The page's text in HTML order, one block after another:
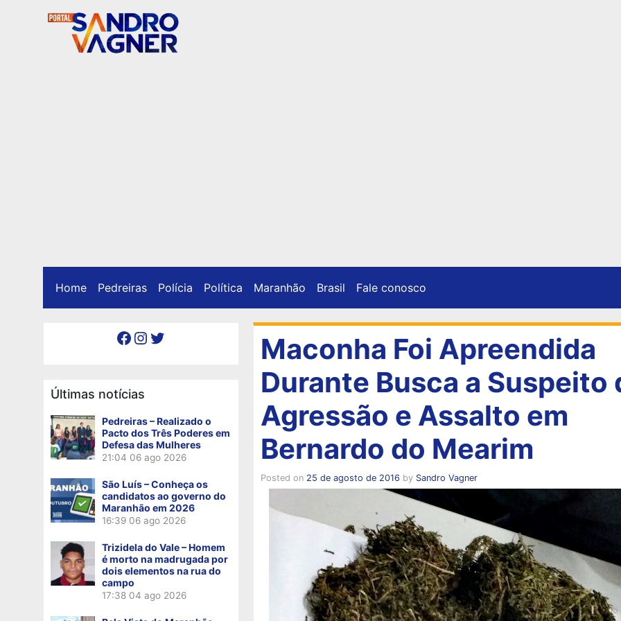
Home Pedreiras Polícia Política Maranhão Brasil Fale conosco
Facebook Instagram Twitter
Últimas notícias
Pedreiras – Realizado o
Pacto dos Três Poderes em
Defesa das Mulheres
21:04 06 ago 2026
São Luís – Conheça os
candidatos ao governo do
Maranhão em 2026
16:39 06 ago 2026
Trizidela do Vale – Homem
é morto na madrugada por
dois elementos na rua do
campo
17:38 04 ago 2026
Maconha Foi Apreendida
Durante Busca a Suspeito
Agressão e Assalto em
Bernardo do Mearim
Posted on 25 de agosto de 2016 by Sandro Vagner